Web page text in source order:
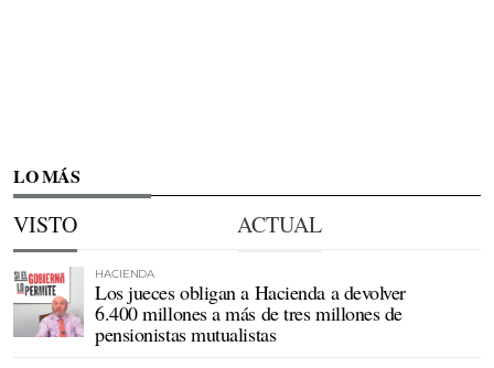
LO MÁS
VISTO ACTUAL
HACIENDA
Los jueces obligan a Hacienda a devolver
6.400 millones a más de tres millones de
pensionistas mutualistas